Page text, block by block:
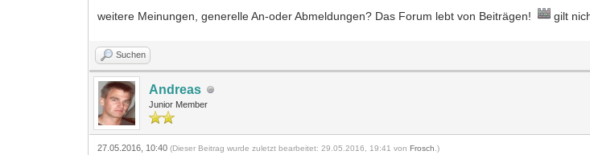
weitere Meinungen, generelle An-oder Abmeldungen? Das Forum lebt von Beiträgen! gilt
Suchen
Andreas
Junior Member
27.05.2016, 10:40(Dieser Beitrag wurde zuletzt bearbeitet: 29.05.2016, 19:41 vonFrosch .)